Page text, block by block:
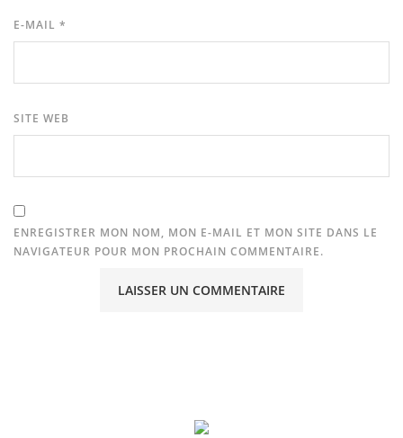
E-MAIL *
SITE WEB
ENREGISTRER MON NOM, MON E-MAIL ET MON SITE DANS LE
NAVIGATEUR POUR MON PROCHAIN COMMENTAIRE.